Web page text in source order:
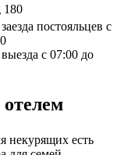
180
постояльцев с
с 07:00 до
некурящих есть